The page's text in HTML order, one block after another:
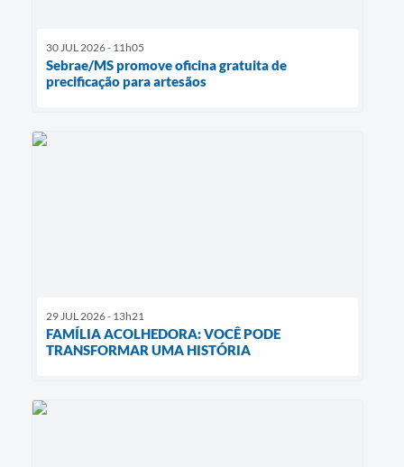
30 JUL 2026 - 11h05
Sebrae/MS promove oficina gratuita de
precificação para artesãos
29 JUL 2026 - 13h21
FAMÍLIA ACOLHEDORA: VOCÊ PODE
TRANSFORMAR UMA HISTÓRIA